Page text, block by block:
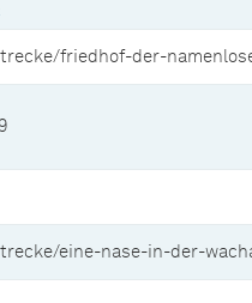
friedhof-der-
eine-nase-in-der-